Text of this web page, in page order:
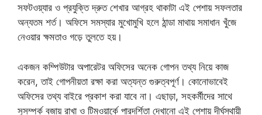
সফটওয়্যার ও প্রযুক্তি দ্রুত শেখার আগ্রহ থাকাটা এই পেশায় সফলতার
অন্যতম শর্ত। অফিসে সমস্যার মুখোমুখি হলে ঠান্ডা মাথায় সমাধান খুঁজে
নেওয়ার ক্ষমতাও গড়ে তুলতে হয়।
একজন কম্পিউটার অপারেটর অফিসের অনেক গোপন তথ্য নিয়ে কাজ
করেন, তাই গোপনীয়তা রক্ষা করা অত্যন্ত গুরুত্বপূর্ণ। কোনোভাবেই
অফিসের তথ্য বাইরে প্রকাশ করা যাবে না। এছাড়া, সহকর্মীদের সাথে
সুসম্পর্ক বজায় রাখা ও টিমওয়ার্কে পারদর্শিতা দেখানো এই পেশায় দীর্ঘস্থায়ী